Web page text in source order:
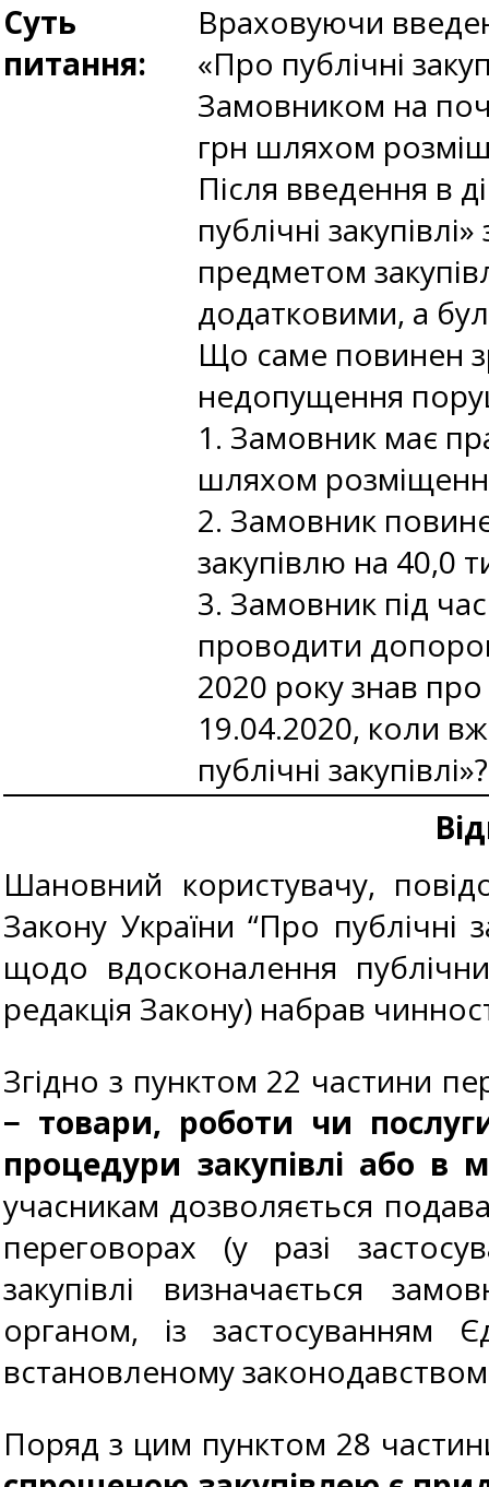
Суть
питання:
Враховуючи
«Про публічні
Замовником на
грн шляхом
Після введення в
публічні
предметом
додатковими, а
Що саме повинен
недопущення
1. Замовник має
шляхом
2. Замовник
закупівлю на 40,0
3. Замовник під
проводити
2020 року знав про
19.04.2020, коли
публічні закупівлі»?
Шановний користувачу,
Закону України “Про публічні
щодо вдосконалення
редакція Закону) набрав
Згідно з пунктом 22 частини
− товари, роботи чи
процедури закупівлі або в
учасникам дозволяється
переговорах (у разі
закупівлі визначається
органом, із застосуванням
встановленому
Поряд з цим пунктом 28